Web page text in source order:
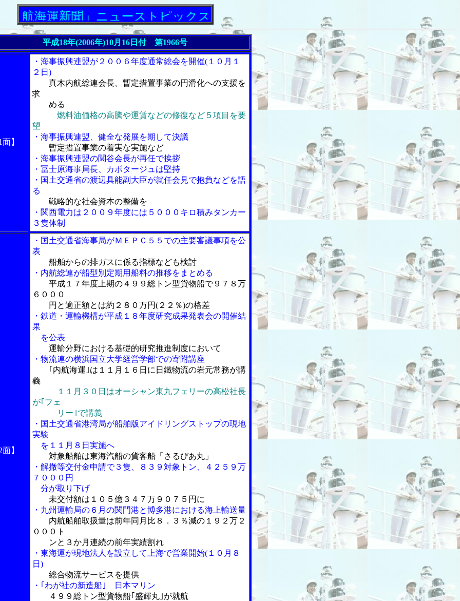
運新聞」ニューストピックス
平成18年(2006年)10月16日付 第1966号
】
・海事振興連盟が２００６年度通常総会を開催(１０月１
２日)
真木内航総連会長、暫定措置事業の円滑化への支援を
求
める
燃料油価格の高騰や運賃などの修復など５項目を要
望
・海事振興連盟、健全な発展を期して決議
暫定措置事業の着実な実施など
・海事振興連盟の関谷会長が再任で挨拶
・冨士原海事局長、カボタージュは堅持
・国土交通省の渡辺具能副大臣が就任会見で抱負などを語
る
戦略的な社会資本の整備を
・関西電力は２００９年度には５０００キロ積みタンカー
３隻体制
】
・国土交通省海事局がＭＥＰＣ５５での主要審議事項を公
表
船舶からの排ガスに係る指標なども検討
・内航総連が船型別定期用船料の推移をまとめる
平成１７年度上期の４９９総トン型貨物船で９７８万
６０００
円と適正額とは約２８０万円(２２％)の格差
・鉄道・運輸機構が平成１８年度研究成果発表会の開催結
果
を公表
運輸分野における基礎的研究推進制度において
・物流連の横浜国立大学経営学部での寄附講座
｢内航海運｣は１１月１６日に日鐵物流の岩元常務が講
義
１１月３０日はオーシャン東九フェリーの高松社長
が｢フェ
リー｣で講義
・国土交通省港湾局が船舶版アイドリングストップの現地
実験
を１１月８日実施へ
対象船舶は東海汽船の貨客船「さるびあ丸」
・解撤等交付金申請で３隻、８３９対象トン、４２５９万
７０００円
分が取り下げ
未交付額は１０５億３４７万９０７５円に
・九州運輸局の６月の関門港と博多港における海上輸送量
内航船舶取扱量は前年同月比８．３％減の１９２万２
０００ト
ンと３か月連続の前年実績割れ
・東海運が現地法人を設立して上海で営業開始(１０月８
日)
総合物流サービスを提供
・｢わが社の新造船｣ 日本マリン
４９９総トン型貨物船｢盛輝丸｣が就航